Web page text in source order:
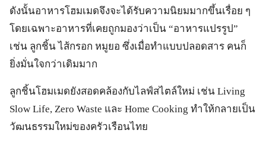
ดังนั้นอาหารโฮมเมดจึงจะได้รับความนิยมมากขึ้นเรื่อย ๆ
โดยเฉพาะอาหารที่เคยถูกมองว่าเป็น “อาหารแปรรูป”
เช่น ลูกชิ้น ไส้กรอก หมูยอ ซึ่งเมื่อทำแบบปลอดสาร คนก็
ยิ่งมั่นใจกว่าเดิมมาก
ลูกชิ้นโฮมเมดยังสอดคล้องกับไลฟ์สไตล์ใหม่ เช่น Living
Slow Life, Zero Waste และ Home Cooking ทำให้กลายเป็น
วัฒนธรรมใหม่ของครัวเรือนไทย